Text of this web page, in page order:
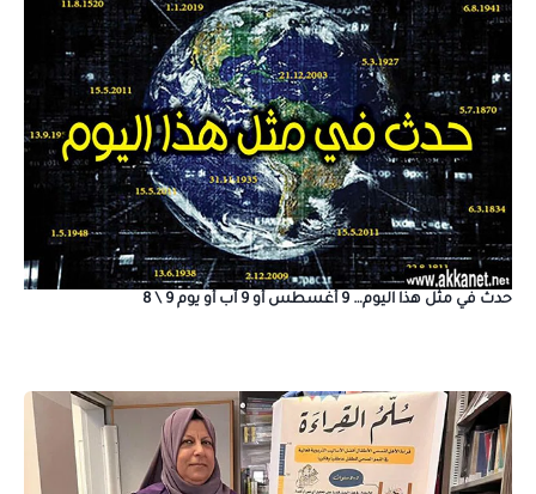
حدث في مثل هذا اليوم… 9 أغسطس أو 9 آب أو يوم 9 \ 8